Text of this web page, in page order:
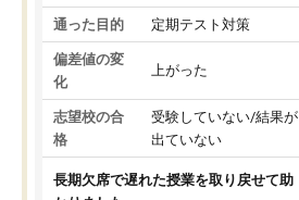
通った目的 定期テスト対策
偏差値の変
化
上がった
志望校の合
格
受験していない/結果が
出ていない
長期欠席で遅れた授業を取り戻せて助